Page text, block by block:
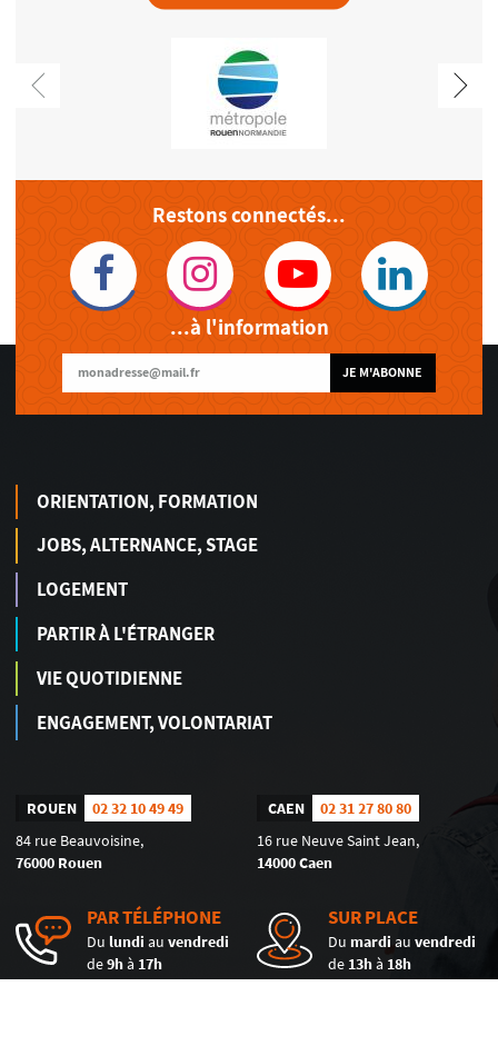
Restons connectés...
...à l'information
JE M'ABONNE
ORIENTATION, FORMATION
JOBS, ALTERNANCE, STAGE
LOGEMENT
PARTIR À L'ÉTRANGER
VIE QUOTIDIENNE
ENGAGEMENT, VOLONTARIAT
ROUEN
02 32 10 49 49
84 rue Beauvoisine,
76000 Rouen
CAEN
02 31 27 80 80
16 rue Neuve Saint Jean,
14000 Caen
PAR TÉLÉPHONE
Du lundi au vendredi
de9hà 17h
SUR PLACE
Du mardi au vendredi
de 13hà 18h